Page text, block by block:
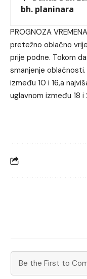
bh. planinara
PROGNOZA
pretežno oblačno
prije podne. Tokom
smanjenje
između 10 i 16,a
uglavnom između 18